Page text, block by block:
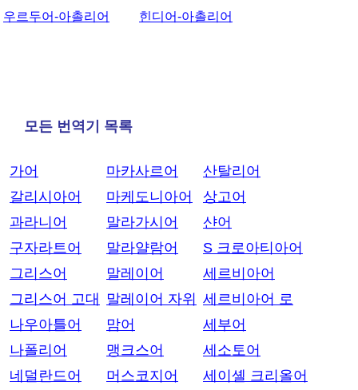
우르두어-아촐리어
힌디어-아촐리어
모든 번역기 목록
가어
갈리시아어
과라니어
구자라트어
그리스어
그리스어 고대
나우아틀어
나폴리어
네덜란드어
마카사르어
마케도니아어
말라가시어
말라얄람어
말레이어
말레이어 자위
맘어
맹크스어
머스코지어
산탈리어
상고어
샨어
S 크로아티아어
세르비아어
세르비아어 로
세부어
세소토어
세이셸 크리올어